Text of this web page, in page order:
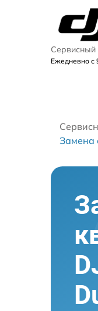
Сервисный
Ежедневно с
Замена